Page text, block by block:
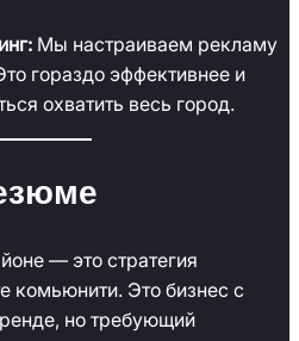
Мы настраиваем рекламу
гораздо эффективнее и
охватить весь город.
— это стратегия
комьюнити. Это бизнес с
но требующий